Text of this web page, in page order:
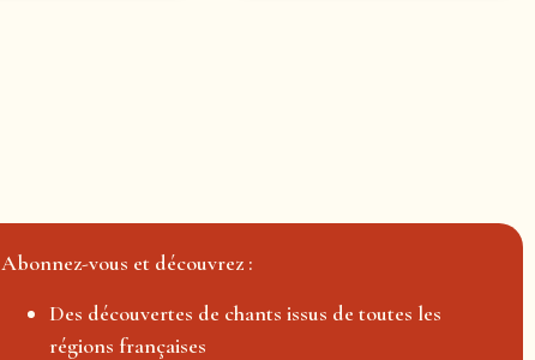
Abonnez-vous et découvrez :
Des découvertes de chants issus de toutes les
régions françaises